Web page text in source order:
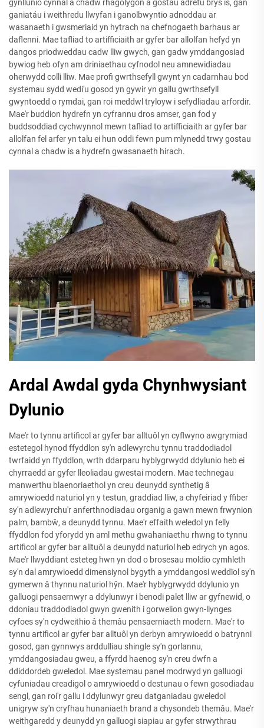
gynllunio cynnal a chadw rhagolygon a gostau adrefu brys is, gan
ganiatáu i weithredu llwyfan i ganolbwyntio adnoddau ar
wasanaeth i gwsmeriaid yn hytrach na chefnogaeth barhaus ar
daflenni. Mae tafliad to artifficiaith ar gyfer bar allolfan hefyd yn
dangos priodweddau cadw lliw gwych, gan gadw ymddangosiad
bywiog heb ofyn am driniaethau cyfnodol neu amnewidiadau
oherwydd colli lliw. Mae profi gwrthsefyll gwynt yn cadarnhau bod
systemau sydd wedi'u gosod yn gywir yn gallu gwrthsefyll
gwyntoedd o rymdai, gan roi meddwl tryloyw i sefydliadau arfordir.
Mae'r buddion hydrefn yn cyfrannu dros amser, gan fod y
buddsoddiad cychwynnol mewn tafliad to artifficiaith ar gyfer bar
allolfan fel arfer yn talu ei hun oddi fewn pum mlynedd trwy gostau
cynnal a chadw is a hydrefn gwasanaeth hirach.
Ardal Awdal gyda Chynhwysiant
Dylunio
Mae'r to tynnu artificol ar gyfer bar alltuôl yn cyflwyno awgrymiad
estetegol hynod ffyddlon sy'n adlewyrchu tynnu traddodiadol
twrfaidd yn ffyddlon, wrth ddarparu hyblygrwydd ddylunio heb ei
chyrraedd ar gyfer lleoliadau gwestai modern. Mae technegau
manwerthu blaenoriaethol yn creu deunydd synthetig â
amrywioedd naturiol yn y testun, graddiad lliw, a chyfeiriad y ffiber
sy'n adlewyrchu'r anferthnodiadau organig a gawn mewn frwynion
palm, bambŵ, a deunydd tynnu. Mae'r effaith weledol yn felly
ffyddlon fod yforydd yn aml methu gwahaniaethu rhwng to tynnu
artificol ar gyfer bar alltuôl a deunydd naturiol heb edrych yn agos.
Mae'r llwyddiant esteteg hwn yn dod o brosesau moldio cymhleth
sy'n dal amrywioedd dimensiynol bygyth a ymddangosi weddïol sy'n
gymerwn â thynnu naturiol hŷn. Mae'r hyblygrwydd ddylunio yn
galluogi pensaernwyr a ddylunwyr i benodi palet lliw ar gyfnewid, o
ddoniau traddodiadol gwyn gwenith i gorwelion gwyn-llynges
cyfoes sy'n cydweithio â themâu pensaerniaeth modern. Mae'r to
tynnu artificol ar gyfer bar alltuôl yn derbyn amrywioedd o batrynni
gosod, gan gynnwys arddulliau shingle sy'n gorlannu,
ymddangosiadau gweu, a ffyrdd haenog sy'n creu dwfn a
ddiddordeb gweledol. Mae systemau panel modrwyd yn galluogi
cyfuniadau creadigol o amrywioedd o destunau o fewn gosodiadau
sengl, gan roi'r gallu i ddylunwyr greu datganiadau gweledol
unigryw sy'n cryfhau hunaniaeth brand a chysondeb themâu. Mae'r
weithgaredd y deunydd yn galluogi siapiau ar gyfer strwythrau